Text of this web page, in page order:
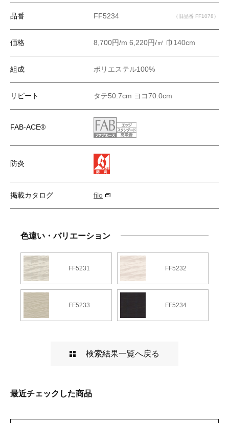
品番 FF5234 （旧品番 FF1078）
価格 8,700円/m 6,220円/㎡ 巾140cm
組成 ポリエステル100%
リピート タテ50.7cm ヨコ70.0cm
FAB-ACE®
防炎
掲載カタログ filo
色違い・バリエーション
FF5231 FF5232
FF5233 FF5234
検索結果一覧へ戻る
最近チェックした商品